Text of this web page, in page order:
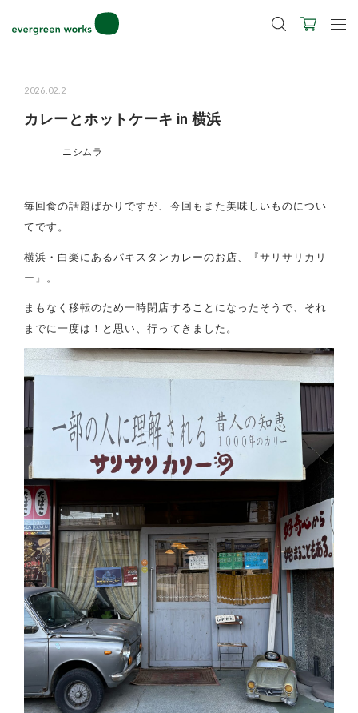
2027年ご入学用ランドセル受注会スケジュール
2026.02.2
カレーとホットケーキ in 横浜
ニシムラ
毎回食の話題ばかりですが、今回もまた美味しいものについ
てです。
横浜・白楽にあるパキスタンカレーのお店、『サリサリカリ
ー』。
まもなく移転のため一時閉店することになったそうで、それ
までに一度は！と思い、行ってきました。